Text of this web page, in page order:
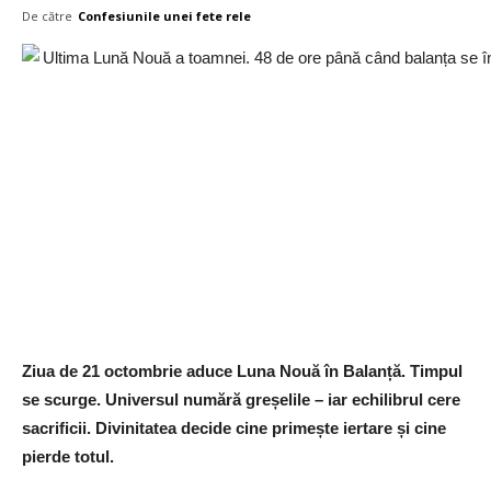
De către Confesiunile unei fete rele
Ziua de 21 octombrie aduce Luna Nouă în Balanță. Timpul
se scurge. Universul numără greșelile – iar echilibrul cere
sacrificii. Divinitatea decide cine primește iertare și cine
pierde totul.